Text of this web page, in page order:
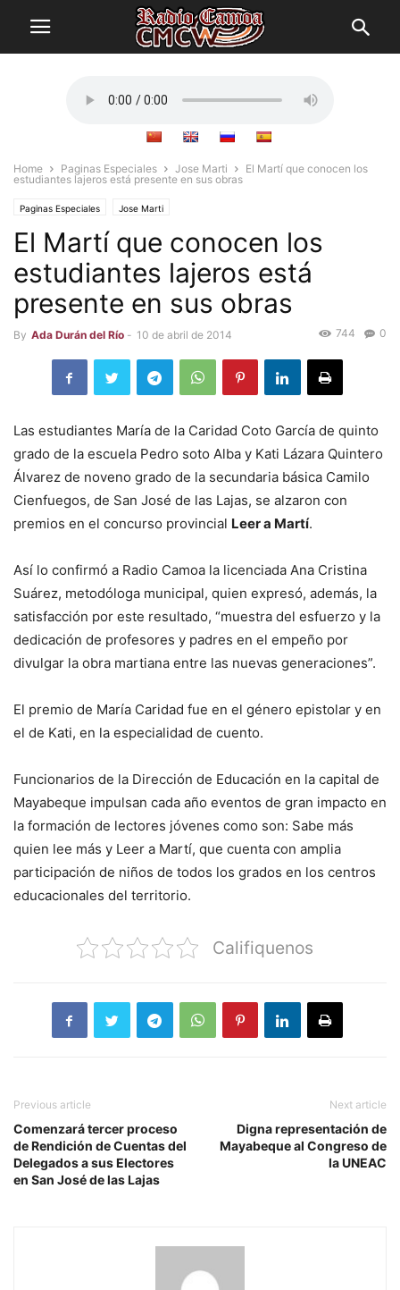
Home Paginas Especiales Jose Marti
El Martí que conocen los
estudiantes lajeros está presente en sus obras
Paginas Especiales Jose Marti
El Martí que conocen los
estudiantes lajeros está
presente en sus obras
By Ada Durán del Río - 10 de abril de 2014 0
744
Las estudiantes María de la Caridad Coto García de quinto
grado de la escuela Pedro soto Alba y Kati Lázara Quintero
Álvarez de noveno grado de la secundaria básica Camilo
Cienfuegos, de San José de las Lajas, se alzaron con
premios en el concurso provincial Leer a Martí.
Así lo confirmó a Radio Camoa la licenciada Ana Cristina
Suárez, metodóloga municipal, quien expresó, además, la
satisfacción por este resultado, “muestra del esfuerzo y la
dedicación de profesores y padres en el empeño por
divulgar la obra martiana entre las nuevas generaciones”.
El premio de María Caridad fue en el género epistolar y en
el de Kati, en la especialidad de cuento.
Funcionarios de la Dirección de Educación en la capital de
Mayabeque impulsan cada año eventos de gran impacto en
la formación de lectores jóvenes como son: Sabe más
quien lee más y Leer a Martí, que cuenta con amplia
participación de niños de todos los grados en los centros
educacionales del territorio.
Califiquenos
Previous article
Comenzará tercer proceso
de Rendición de Cuentas del
Delegados a sus Electores
en San José de las Lajas
Next article
Digna representación de
Mayabeque al Congreso de
la UNEAC